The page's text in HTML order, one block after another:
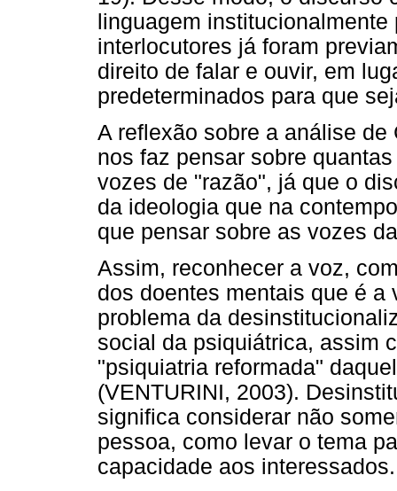
linguagem
interlocutores já foram
direito de falar e ouvir, em
predeterminados para que
A reflexão sobre a análise
nos faz pensar sobre
vozes de "razão", já que o
da ideologia que na
que pensar sobre as vozes
Assim, reconhecer a voz,
dos doentes mentais que é a
problema da
social da psiquiátrica, assim
"psiquiatria reformada"
(VENTURINI, 2003).
significa considerar não
pessoa, como levar o tema
capacidade aos interessados.